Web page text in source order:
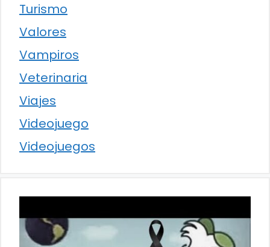
Turismo
Valores
Vampiros
Veterinaria
Viajes
Videojuego
Videojuegos